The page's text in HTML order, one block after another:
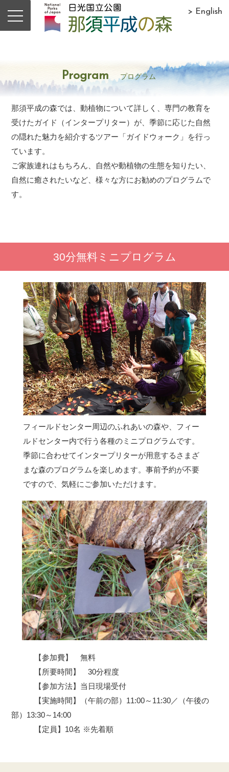
> English
Program プログラム
那須平成の森では、動植物について詳しく、専門の教育を
受けたガイド（インタープリター）が、季節に応じた自然
の隠れた魅力を紹介するツアー「ガイドウォーク」を行っ
ています。
ご家族連れはもちろん、自然や動植物の生態を知りたい、
自然に癒されたいなど、様々な方にお勧めのプログラムで
す。
30分無料ミニプログラム
フィールドセンター周辺のふれあいの森や、フィー
ルドセンター内で行う各種のミニプログラムです。
季節に合わせてインタープリターが用意するさまざ
まな森のプログラムを楽しめます。事前予約が不要
ですので、気軽にご参加いただけます。
【参加費】 無料
【所要時間】 30分程度
【参加方法】当日現場受付
【実施時間】（午前の部）11:00～11:30／（午後の
部）13:30～14:00
【定員】10名 ※先着順